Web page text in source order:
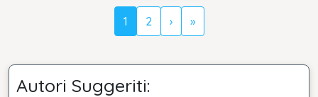
1 2 › »
Autori Suggeriti: